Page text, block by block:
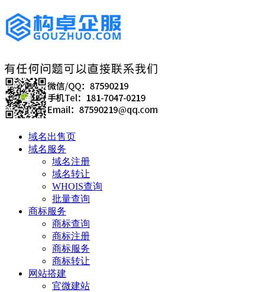
域名出售页
域名服务
域名注册
域名转让
WHOIS查询
批量查询
商标服务
商标查询
商标注册
商标服务
商标转让
网站搭建
官微建站